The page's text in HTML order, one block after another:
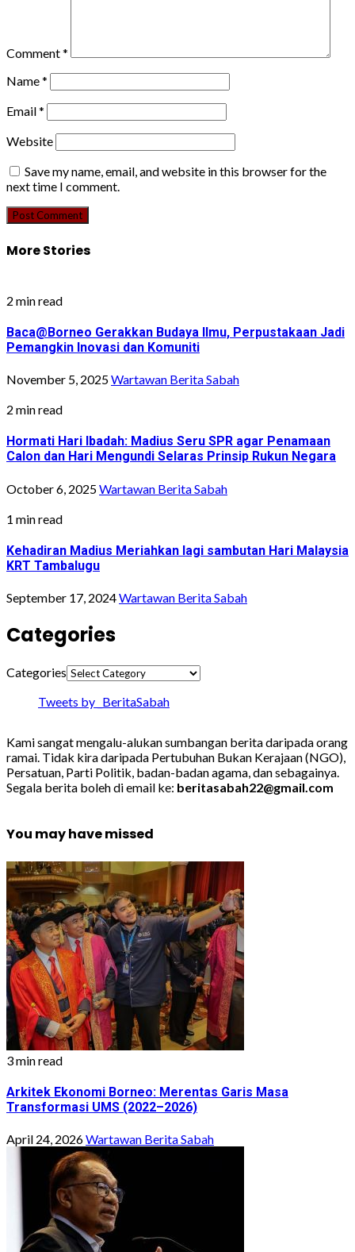
Comment*
Name*
Email*
Website
Save my name, email, and website in this browser for the
next time I comment.
More Stories
2 min read
Baca@Borneo Gerakkan Budaya Ilmu, Perpustakaan Jadi
Pemangkin Inovasi dan Komuniti
November 5, 2025Wartawan Berita Sabah
2 min read
Hormati Hari Ibadah: Madius Seru SPR agar Penamaan
Calon dan Hari Mengundi Selaras Prinsip Rukun Negara
October 6, 2025Wartawan Berita Sabah
1 min read
Kehadiran Madius Meriahkan lagi sambutan Hari Malaysia
KRT Tambalugu
September 17, 2024Wartawan Berita Sabah
Categories
Categories
Tweets by _BeritaSabah
Kami sangat mengalu-alukan sumbangan berita daripada orang
ramai. Tidak kira daripada Pertubuhan Bukan Kerajaan (NGO),
Persatuan, Parti Politik, badan-badan agama, dan sebagainya.
Segala berita boleh di email ke: beritasabah22@gmail.com
You may have missed
3 min read
Arkitek Ekonomi Borneo: Merentas Garis Masa
Transformasi UMS (2022–2026)
April 24, 2026Wartawan Berita Sabah